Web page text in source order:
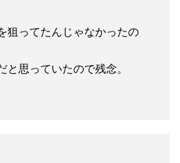
狙ってたんじゃなかったの
と思っていたので残念。